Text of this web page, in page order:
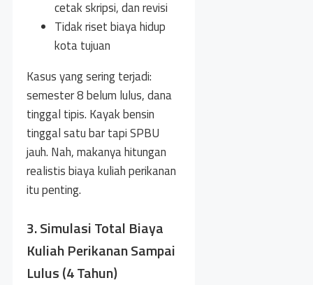
cetak skripsi, dan revisi
Tidak riset biaya hidup
kota tujuan
Kasus yang sering terjadi:
semester 8 belum lulus, dana
tinggal tipis. Kayak bensin
tinggal satu bar tapi SPBU
jauh. Nah, makanya hitungan
realistis biaya kuliah perikanan
itu penting.
3. Simulasi Total Biaya
Kuliah Perikanan Sampai
Lulus (4 Tahun)